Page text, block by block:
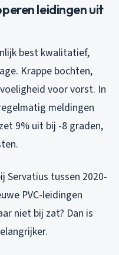
leidingen uit
best kwalitatief,
Krappe bochten,
voor vorst. In
meldingen
9% uit bij -8 graden,
Servatius tussen 2020-
PVC-leidingen
niet bij zat? Dan is